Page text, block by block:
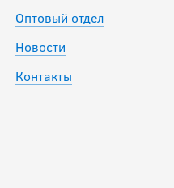
PROTO2 WHITE
GRIP JR 30"
22 990руб.
Оптовый отдел
Новости
Контакты